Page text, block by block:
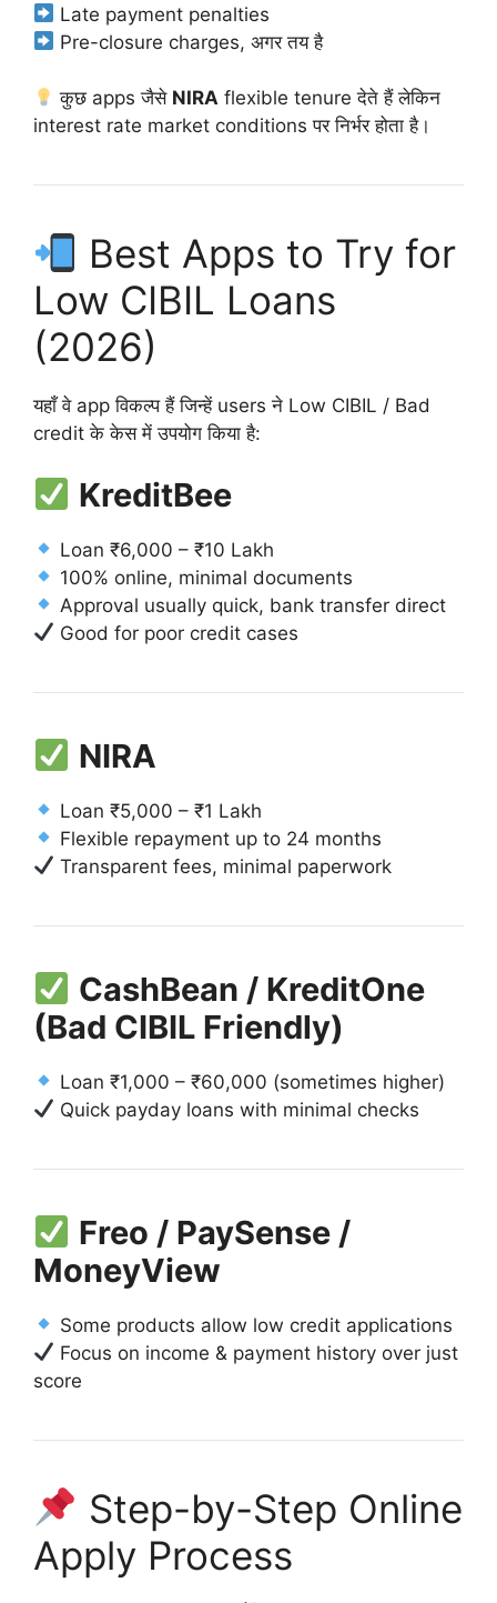
Late payment penalties
Pre-closure charges, अगर तय है
कुछ apps जैसे NIRA flexible tenure देते हैं लेकिन
interest rate market conditions पर निर्भर होता है।
Best Apps to Try for
Low CIBIL Loans
(2026)
यहाँ वे app विकल्प हैं जिन्हें users ने Low CIBIL / Bad
credit के केस में उपयोग किया है:
KreditBee
Loan ₹6,000 – ₹10 Lakh
100% online, minimal documents
Approval usually quick, bank transfer direct
Good for poor credit cases
NIRA
Loan ₹5,000 – ₹1 Lakh
Flexible repayment up to 24 months
Transparent fees, minimal paperwork
CashBean / KreditOne
(Bad CIBIL Friendly)
Loan ₹1,000 – ₹60,000 (sometimes higher)
Quick payday loans with minimal checks
Freo / PaySense /
MoneyView
Some products allow low credit applications
Focus on income & payment history over just
score
Step-by-Step Online
Apply Process